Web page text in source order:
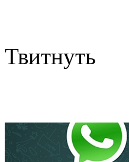
Твитнуть